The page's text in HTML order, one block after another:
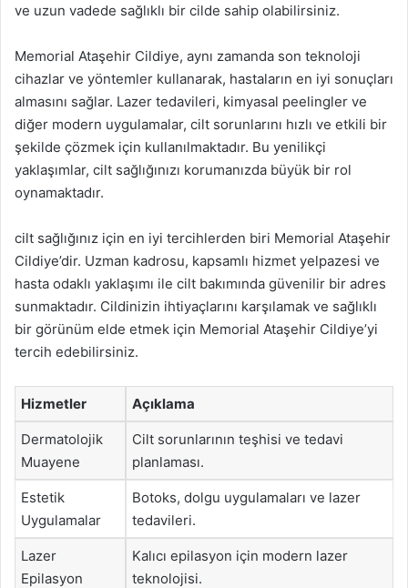
ve uzun vadede sağlıklı bir cilde sahip olabilirsiniz.
Memorial Ataşehir Cildiye, aynı zamanda son teknoloji
cihazlar ve yöntemler kullanarak, hastaların en iyi sonuçları
almasını sağlar. Lazer tedavileri, kimyasal peelingler ve
diğer modern uygulamalar, cilt sorunlarını hızlı ve etkili bir
şekilde çözmek için kullanılmaktadır. Bu yenilikçi
yaklaşımlar, cilt sağlığınızı korumanızda büyük bir rol
oynamaktadır.
cilt sağlığınız için en iyi tercihlerden biri Memorial Ataşehir
Cildiye’dir. Uzman kadrosu, kapsamlı hizmet yelpazesi ve
hasta odaklı yaklaşımı ile cilt bakımında güvenilir bir adres
sunmaktadır. Cildinizin ihtiyaçlarını karşılamak ve sağlıklı
bir görünüm elde etmek için Memorial Ataşehir Cildiye’yi
tercih edebilirsiniz.
Hizmetler Açıklama
Dermatolojik
Muayene
Cilt sorunlarının teşhisi ve tedavi
planlaması.
Estetik
Uygulamalar
Botoks, dolgu uygulamaları ve lazer
tedavileri.
Lazer
Epilasyon
Kalıcı epilasyon için modern lazer
teknolojisi.